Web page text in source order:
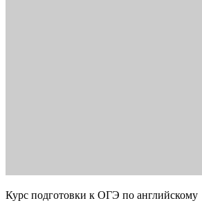
Курс подготовки к ОГЭ по английскому